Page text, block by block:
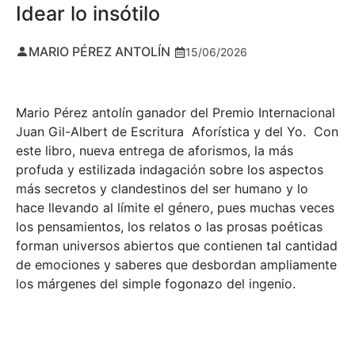
Idear lo insótilo
MARIO PÉREZ ANTOLÍN 15/06/2026
Mario Pérez antolín ganador del Premio Internacional
Juan Gil-Albert de Escritura Aforística y del Yo. Con
este libro, nueva entrega de aforismos, la más
profuda y estilizada indagación sobre los aspectos
más secretos y clandestinos del ser humano y lo
hace llevando al límite el género, pues muchas veces
los pensamientos, los relatos o las prosas poéticas
forman universos abiertos que contienen tal cantidad
de emociones y saberes que desbordan ampliamente
los márgenes del simple fogonazo del ingenio.